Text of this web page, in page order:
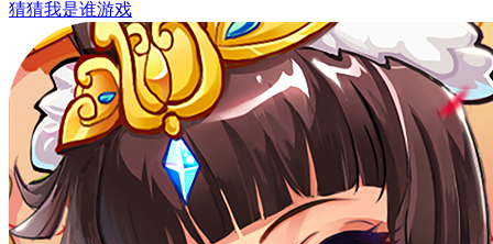
猜猜我是谁游戏